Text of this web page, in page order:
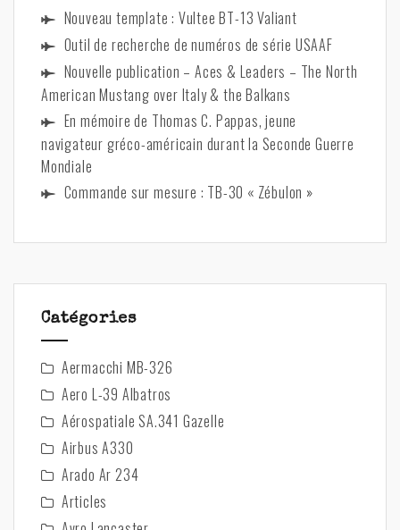
Nouveau template : Vultee BT-13 Valiant
Outil de recherche de numéros de série USAAF
Nouvelle publication – Aces & Leaders – The North
American Mustang over Italy & the Balkans
En mémoire de Thomas C. Pappas, jeune
navigateur gréco-américain durant la Seconde Guerre
Mondiale
Commande sur mesure : TB-30 « Zébulon »
Catégories
Aermacchi MB-326
Aero L-39 Albatros
Aérospatiale SA.341 Gazelle
Airbus A330
Arado Ar 234
Articles